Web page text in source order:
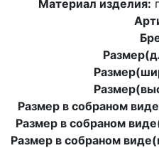
Материал изделия:
Размер в собраном
Размер в собраном
Размер в собраном